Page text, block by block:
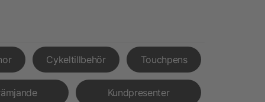
Cykeltillbehör Touchpens
Kundpresenter